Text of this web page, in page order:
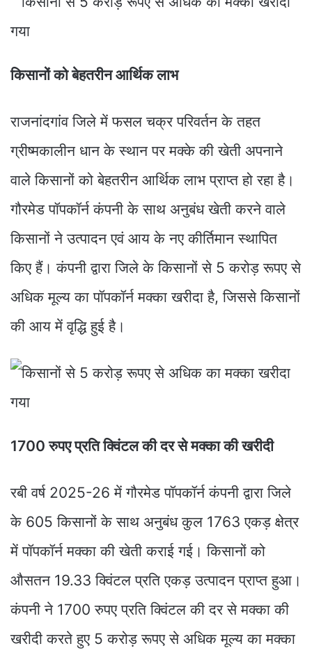
किसानों को बेहतरीन आर्थिक लाभ
राजनांदगांव जिले में फसल चक्र परिवर्तन के तहत
ग्रीष्मकालीन धान के स्थान पर मक्के की खेती अपनाने
वाले किसानों को बेहतरीन आर्थिक लाभ प्राप्त हो रहा है।
गौरमेड पॉपकॉर्न कंपनी के साथ अनुबंध खेती करने वाले
किसानों ने उत्पादन एवं आय के नए कीर्तिमान स्थापित
किए हैं। कंपनी द्वारा जिले के किसानों से 5 करोड़ रूपए से
अधिक मूल्य का पॉपकॉर्न मक्का खरीदा है, जिससे किसानों
की आय में वृद्धि हुई है।
1700 रुपए प्रति क्विंटल की दर से मक्का की खरीदी
रबी वर्ष 2025-26 में गौरमेड पॉपकॉर्न कंपनी द्वारा जिले
के 605 किसानों के साथ अनुबंध कुल 1763 एकड़ क्षेत्र
में पॉपकॉर्न मक्का की खेती कराई गई। किसानों को
औसतन 19.33 क्विंटल प्रति एकड़ उत्पादन प्राप्त हुआ।
कंपनी ने 1700 रुपए प्रति क्विंटल की दर से मक्का की
खरीदी करते हुए 5 करोड़ रूपए से अधिक मूल्य का मक्का